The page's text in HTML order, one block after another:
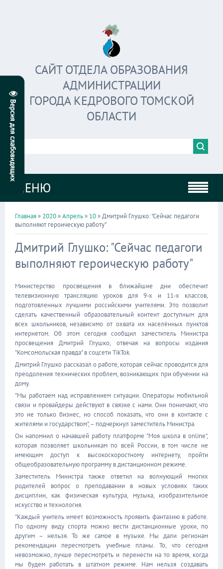
САЙТ ОТДЕЛА ОБРАЗОВАНИЯ
АДМИНИСТРАЦИИ
ГОРОДА КЕДРОВОГО ТОМСКОЙ
ОБЛАСТИ
МЕНЮ
Главная» 2020»Апрель» 10» Дмитрий Глушко: "Сейчас педагоги
выполняют героическую работу"
Дмитрий Глушко: "Сейчас педагоги
выполняют героическую работу"
Министерство просвещения в ближайшие дни обеспечит
телевизионную трансляцию уроков для 9-х и 11-х классов,
подготовленных лучшими российскими учителями. Это позволит
сделать качественный образовательный контент доступным для
всех школьников, независимо от охвата их населённых пунктов
интернетом. Об этом сегодня сообщил заместитель Министра
просвещения Дмитрий Глушко, отвечая на вопросы издания
"Комсомольская правда" в соцсети TikTok.
Дмитрий Глушко рассказал о работе, которая сейчас проводится для
преодоления технических проблем, возникающих при обучении на
дому.
"Мы работаем над исправлением ситуации. Операторы мобильной
связи и провайдеры действуют в связке с нами. Они понимают, что
это не только бизнес, но способ показать, что они в контакте с
жителями и государством", – подчеркнул заместитель Министра.
Он напомнил о начавшей работу платформе "Моя школа в online",
которая позволяет школьникам по всей России, в том числе не
имеющим доступ к высокоскоростному интернету, пройти
общеобразовательную программу в дистанционном режиме.
Заместитель Министра также ответил на волнующий многих
родителей вопрос о преподавании в новых условиях таких
дисциплин, как физическая культура, музыка, изобразительное
искусство и технология.
"Каждый учитель имеет возможность проявить фантазию в работе.
По одному виду спорта можно вести дистанционные уроки, по
другим – нельзя. То же самое в музыке. Мы дали регионам
рекомендации пересмотреть учебные планы. То, что сегодня
невозможно, лучше пересмотреть и перенести на то время, когда
мы будем работать в штатном режиме. Нам нельзя создавать